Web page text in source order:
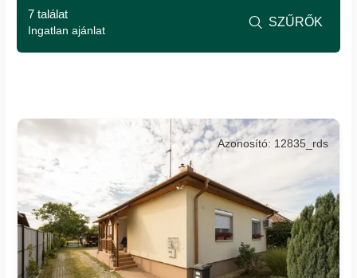
Azonosító: 12835_rds
7 találat
Ingatlan ajánlat
 SZŰRŐK